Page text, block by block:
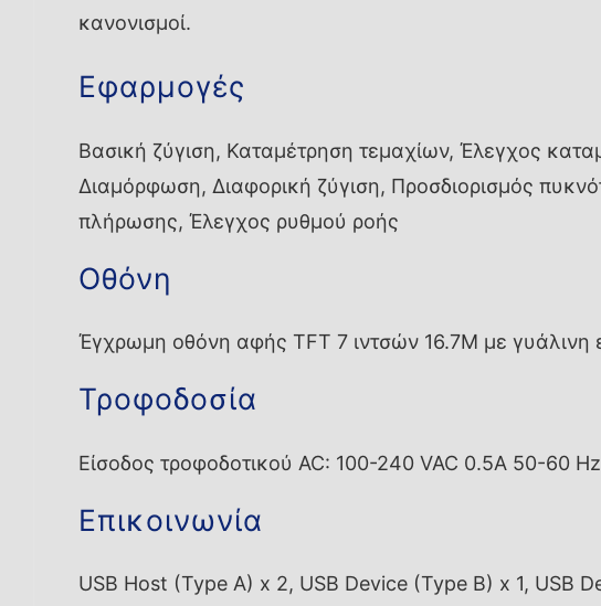
κανονισμοί.
Εφαρμογές
Βασική ζύγιση, Καταμέτρηση τεμαχίων, Έλεγχος
Διαμόρφωση, Διαφορική ζύγιση, Προσδιορισμός
πλήρωσης, Έλεγχος ρυθμού ροής
Οθόνη
Έγχρωμη οθόνη αφής TFT 7 ιντσών 16.7M με γυάλινη
Τροφοδοσία
Είσοδος τροφοδοτικού AC: 100-240 VAC 0.5A 50-60
Επικοινωνία
USB Host (Type A) x 2, USB Device (Type B) x 1, USB